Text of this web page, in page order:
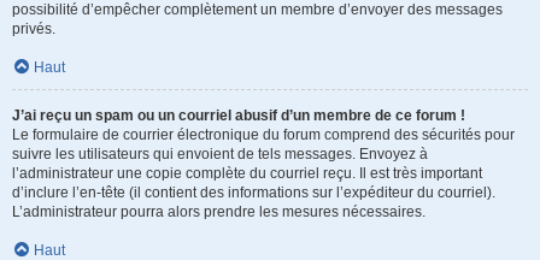
possibilité d’empêcher complètement un membre d’envoyer des messages
privés.
Haut
J’ai reçu un spam ou un courriel abusif d’un membre de ce forum !
Le formulaire de courrier électronique du forum comprend des sécurités pour
suivre les utilisateurs qui envoient de tels messages. Envoyez à
l’administrateur une copie complète du courriel reçu. Il est très important
d’inclure l’en-tête (il contient des informations sur l’expéditeur du courriel).
L’administrateur pourra alors prendre les mesures nécessaires.
Haut